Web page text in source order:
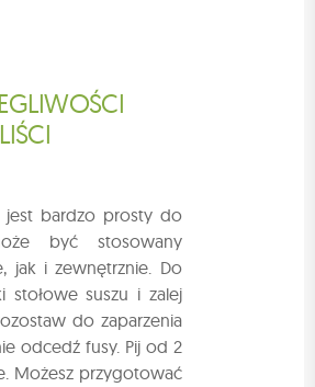
jest bardzo prosty do
być stosowany
jak i zewnętrznie. Do
stołowe suszu i zalej
do zaparzenia
odcedź fusy. Pij od 2
Możesz przygotować